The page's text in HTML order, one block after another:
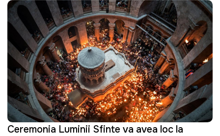
Ceremonia Luminii Sfinte va avea loc la